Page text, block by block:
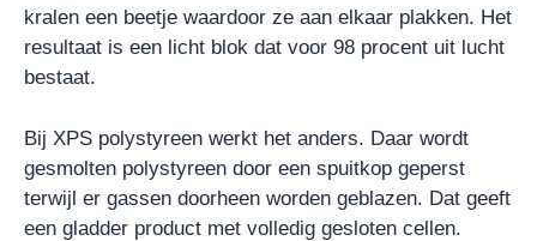
kralen een beetje waardoor ze aan elkaar plakken. Het
resultaat is een licht blok dat voor 98 procent uit lucht
bestaat.
Bij XPS polystyreen werkt het anders. Daar wordt
gesmolten polystyreen door een spuitkop geperst
terwijl er gassen doorheen worden geblazen. Dat geeft
een gladder product met volledig gesloten cellen.